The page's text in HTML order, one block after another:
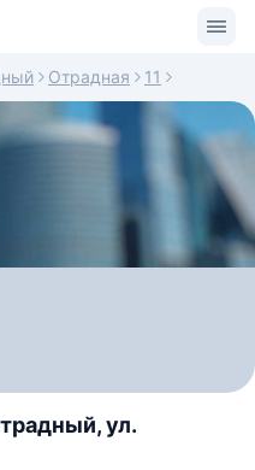
Отрадная 11
ул.